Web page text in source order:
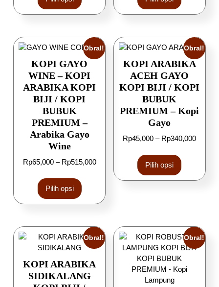
Obral!
KOPI GAYO
WINE – KOPI
ARABIKA KOPI
BIJI / KOPI
BUBUK
PREMIUM –
Arabika Gayo
Wine
Rp65,000 – Rp515,000
Pilih opsi
Obral!
KOPI ARABIKA
ACEH GAYO
KOPI BIJI / KOPI
BUBUK
PREMIUM – Kopi
Gayo
Rp45,000 – Rp340,000
Pilih opsi
Obral!
KOPI ARABIKA
SIDIKALANG
Obral!